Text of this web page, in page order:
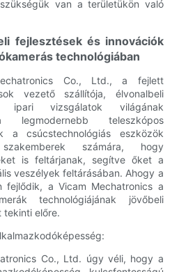
van a területükön való
fejlesztések és innovációk
technológiában
Co., Ltd., a fejlett
vezető szállítója, élvonalbeli
vizsgálatok világának
legmodernebb teleszkópos
a csúcstechnológiás eszközök
számára, hogy
is feltárjanak, segítve őket a
veszélyek feltárásában. Ahogy a
fejlődik, a Vicam Mechatronics a
technológiájának jövőbeli
tekinti előre.
Co., Ltd. úgy véli, hogy a